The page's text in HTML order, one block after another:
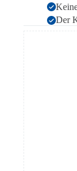
Menge
Der